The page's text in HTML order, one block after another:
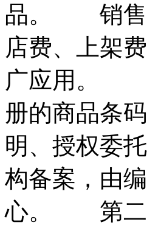
品。 销售
店费、上架
广应用。
册的商品条
明、授权委
构备案，由
心。 第二